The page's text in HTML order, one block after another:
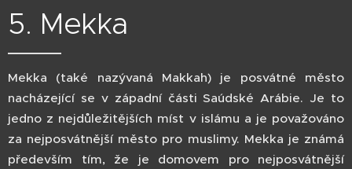
5. Mekka
Mekka (také nazývaná Makkah) je posvátné město
nacházející se v západní části Saúdské Arábie. Je to
jedno z nejdůležitějších míst v islámu a je považováno
za nejposvátnější město pro muslimy. Mekka je známá
především tím, že je domovem pro nejposvátnější